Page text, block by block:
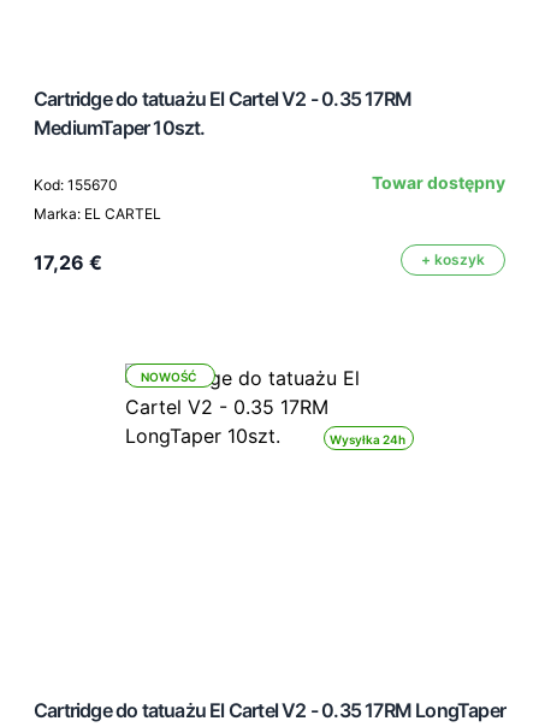
Cartridge do tatuażu El Cartel V2 - 0.35 17RM
MediumTaper 10szt.
Kod: 155670
Marka: EL CARTEL
Towar dostępny
17,26 € + koszyk
Wysyłka 24h
NOWOŚĆ
Cartridge do tatuażu El Cartel V2 - 0.35 17RM LongTaper